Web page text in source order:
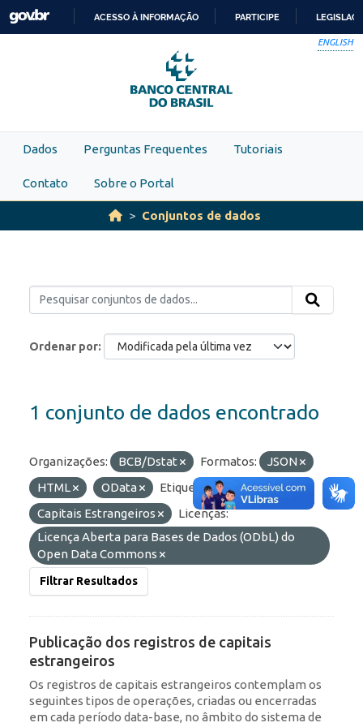
Skip to main content
PARA
O
CONTEÚDO
ACESSO À INFORMAÇÃO PARTICIPE
ENGLISH
Dados Perguntas Frequentes Tutoriais
Contato Sobre o Portal
Conjuntos de dados
Ordenar por
1 conjunto de dados encontrado
Organizações: BCB/Dstat Formatos:
JSON
HTML
OData Etiquetas:
RDE
Capitais Estrangeiros
Licenças:
Licença Aberta para Bases de Dados (ODbL) do
Open Data Commons
Filtrar Resultados
Publicação dos registros de capitais
estrangeiros
Os registros de capitais estrangeiros contemplam os
seguintes tipos de operações, criadas ou encerradas
em cada período data-base, no âmbito do sistema de